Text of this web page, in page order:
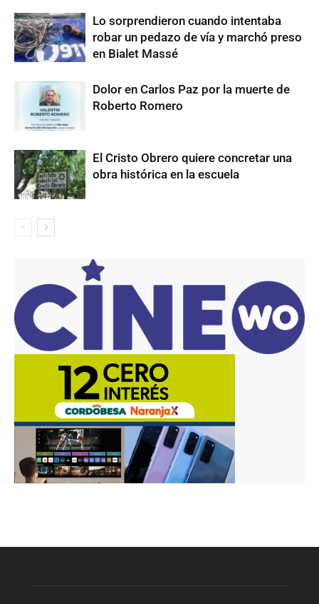
Lo sorprendieron cuando intentaba
robar un pedazo de vía y marchó preso
en Bialet Massé
Dolor en Carlos Paz por la muerte de
Roberto Romero
El Cristo Obrero quiere concretar una
obra histórica en la escuela